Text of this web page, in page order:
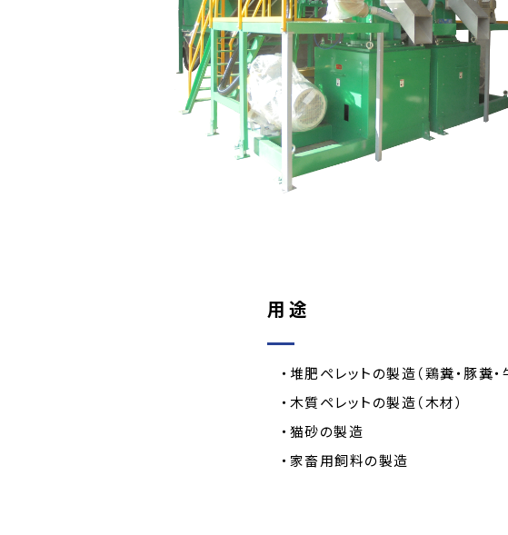
用途
・堆肥ペレットの製造（鶏糞・豚糞・
・木質ペレットの製造（木材）
・猫砂の製造
・家畜用飼料の製造